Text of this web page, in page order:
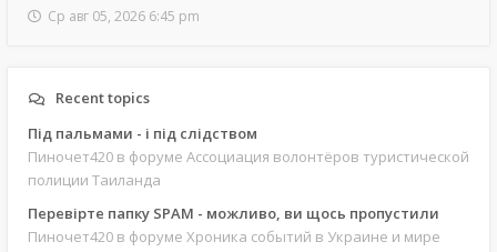
Ср авг 05, 2026 6:45 pm
Recent topics
Під пальмами - і під слідством
Пиночет420 в форуме Ассоциация волонтёров туристической
полиции Таиланда
Перевірте папку SPAM - можливо, ви щось пропустили
Пиночет420 в форуме Хроника событий в Украине и мире